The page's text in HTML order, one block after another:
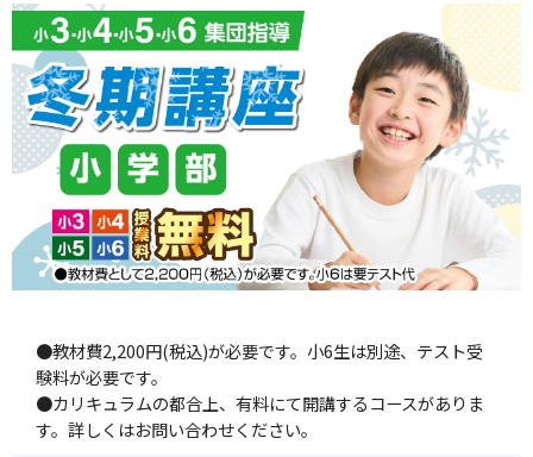
ン
へ
へ
●教材費2,200円(税込)が必要です。小6生は別途、テスト受
験料が必要です。
●カリキュラムの都合上、有料にて開講するコースがありま
す。詳しくはお問い合わせください。